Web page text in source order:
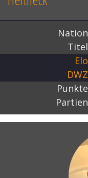
Nation
Titel
Elo
DWZ
Punkte
Partien